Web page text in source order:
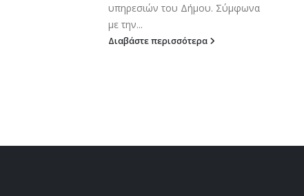
υπηρεσιών του Δήμου. Σύμφωνα
με την...
Διαβάστε περισσότερα